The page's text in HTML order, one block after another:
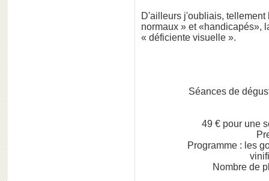
D'ailleurs j'oubliais,
normaux » et «handicapés»,
« déficiente visuelle ».
Séances de
49 € pour une
Programme : les
Nombre de